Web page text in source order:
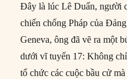
Đây là lúc Lê Duẩn, người
chiến chống Pháp của
Geneva, ông đã vẽ ra một
dưới vĩ tuyến 17: Không
tổ chức các cuộc bầu cử